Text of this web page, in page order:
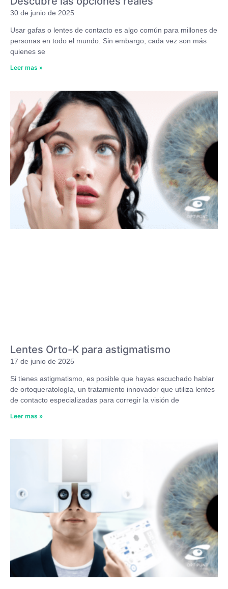
30 de junio de 2025
Usar gafas o lentes de contacto es algo común para millones de
personas en todo el mundo. Sin embargo, cada vez son más
quienes se
Leer mas »
Lentes Orto-K para astigmatismo
17 de junio de 2025
Si tienes astigmatismo, es posible que hayas escuchado hablar
de ortoqueratología, un tratamiento innovador que utiliza lentes
de contacto especializadas para corregir la visión de
Leer mas »